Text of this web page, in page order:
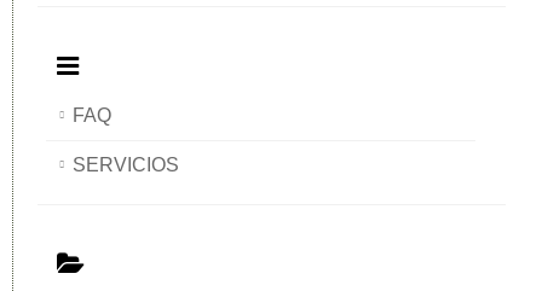
FAQ
SERVICIOS